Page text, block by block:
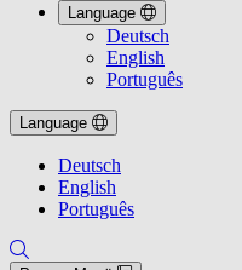
Language
Deutsch
English
Português
Language
Deutsch
English
Português